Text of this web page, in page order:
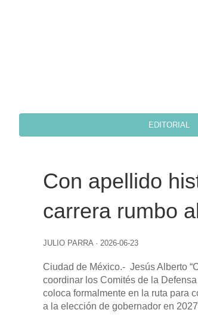
EDITORIAL
Con apellido
carrera rumbo
JULIO PARRA · 2026-06-23
Ciudad de México.- Jesús Alberto
coordinar los Comités de la
coloca formalmente en la ruta para
a la elección de gobernador en